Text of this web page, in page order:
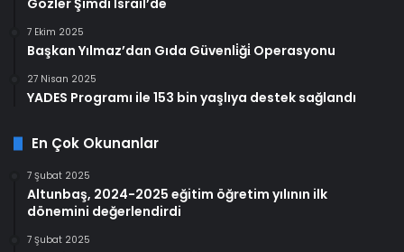
Gözler Şimdi İsrail’de
7 Ekim 2025
Başkan Yılmaz’dan Gıda Güvenli̇ği̇ Operasyonu
27 Nisan 2025
YADES Programı ile 153 bin yaşlıya destek sağlandı
En Çok Okunanlar
7 Şubat 2025
Altunbaş, 2024-2025 eğitim öğretim yılının ilk
dönemini değerlendirdi
7 Şubat 2025